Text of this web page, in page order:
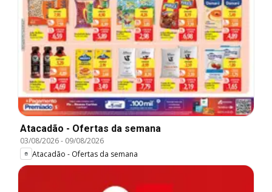
Atacadão - Ofertas da semana
03/08/2026- 09/08/2026
Atacadão - Ofertas da semana